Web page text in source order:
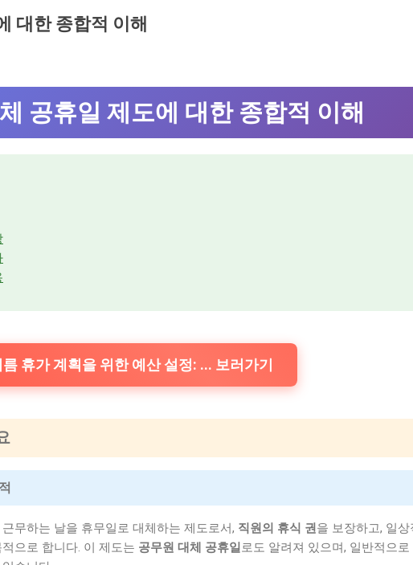
, 지원 규모, 연간 선발 인원, 경쟁률 2026년 농식품 중소기업 기술보호 컨
설팅 비용을 지원받을 수 있습니다. 유사 사업과 비교 (예비 초기 등 구체적
자를 위한 지원사업과는 다릅니다...
대한 종합적 이해
공휴일 제도에 대한 종합적 이해
름 휴가 계획을 위한 예산 설정: ... 보러가기
근무하는 날을 휴무일로 대체하는 제도로서, 직원의 휴식 권을 보장하고, 일상
으로 합니다. 이 제도는 공무원 대체 공휴일로도 알려져 있으며, 일반적으로